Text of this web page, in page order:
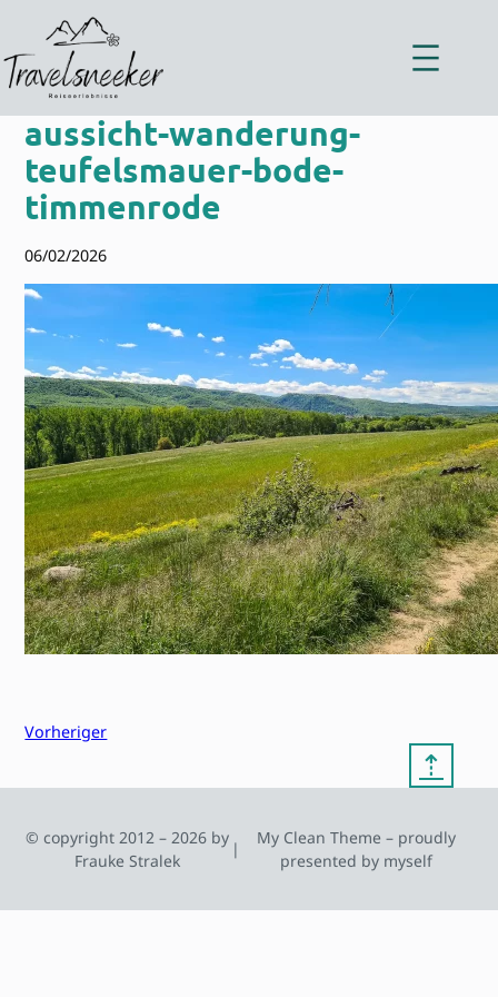
springen
aussicht-wanderung-
teufelsmauer-bode-
timmenrode
06/02/2026
Vorheriger
⇡
© copyright 2012 – 2026 by
Frauke Stralek
|
My Clean Theme – proudly
presented by myself